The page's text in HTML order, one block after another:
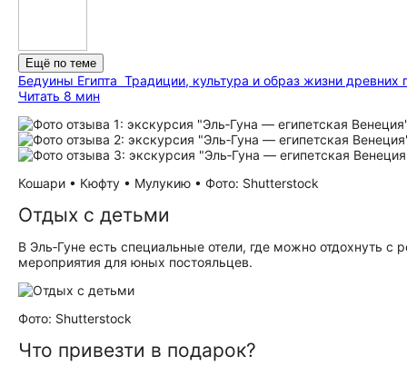
Ещё по теме
Бедуины Египта Традиции, культура и образ жизни древних
Читать 8 мин
Кошари • Кюфту • Мулукию • Фото: Shutterstock
Отдых с детьми
В Эль‑Гуне есть специальные отели, где можно отдохнуть
мероприятия для юных постояльцев.
Фото: Shutterstock
Что привезти в подарок?